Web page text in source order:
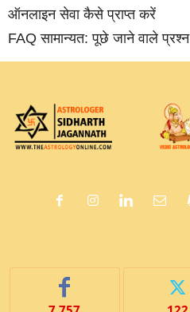
ऑनलाइन सेवा कैसे प्राप्‍त करें
FAQ सामान्‍यत: पूछे जाने वाले प्रश्‍न